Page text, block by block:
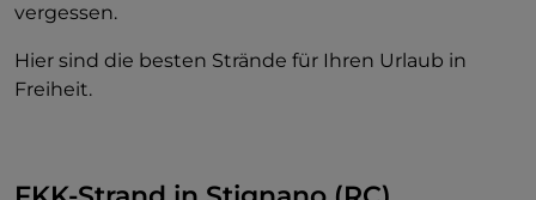
vergessen.
Hier sind die besten Strände für Ihren Urlaub in
Freiheit.